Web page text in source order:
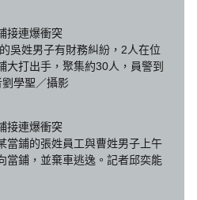
吳姓男子有財務糾紛，2人在位
大打出手，聚集約30人，員警到
學聖／攝影
當鋪的張姓員工與曹姓男子上午
當鋪，並棄車逃逸。記者邱奕能